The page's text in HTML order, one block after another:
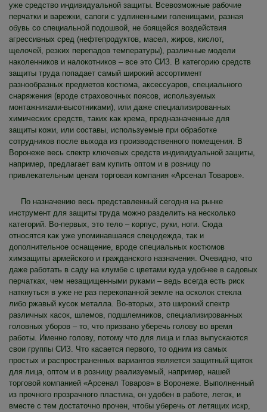
уже средство индивидуальной защиты. Всевозможные рабочие
перчатки и варежки, сапоги с удлиненными голенищами, разная
обувь со специальной подошвой, не боящейся воздействия
агрессивных сред (нефтепродуктов, масел, жиров, кислот,
щелочей, резких перепадов температуры), различные модели
наколенников и налокотников – все это СИЗ. В категорию средств
защиты труда попадает самый широкий ассортимент
разнообразных предметов костюма, аксессуаров, специального
снаряжения (вроде страховочных поясов, используемых
монтажниками-высотниками), или даже специализированных
химических средств, таких как крема, предназначенные для
защиты кожи, или составы, используемые при обработке
сотрудников после выхода из производственного помещения. В
Воронеже весь спектр ключевых средств индивидуальной защиты,
например, предлагает вам купить оптом и в розницу по
привлекательным ценам торговая компания «Арсенал Товаров».
По назначению весь представленный сегодня на рынке
инструмент для защиты труда можно разделить на несколько
категорий. Во-первых, это тело – корпус, руки, ноги. Сюда
относятся как уже упоминавшаяся спецодежда, так и
дополнительное оснащение, вроде специальных костюмов
химзащиты армейского и гражданского назначения. Очевидно, что
даже работать в саду на клумбе с цветами куда удобнее в садовых
перчатках, чем незащищенными руками – ведь всегда есть риск
наткнуться в уже не раз перекопанной земле на осколок стекла
либо ржавый кусок металла. Во-вторых, это широкий спектр
различных касок, шлемов, подшлемников, специализированных
головных уборов – то, что призвано уберечь голову во время
работы. Именно голову, потому что для лица и глаз выпускаются
свои группы СИЗ. Что касается первого, то одним из самых
простых и распространенных вариантов является защитный щиток
для лица, оптом и в розницу реализуемый, например, нашей
торговой компанией «Арсенал Товаров» в Воронеже. Выполненный
из прочного прозрачного пластика, он удобен в работе, легок, и
вместе с тем достаточно прочен, чтобы уберечь от летящих искр,